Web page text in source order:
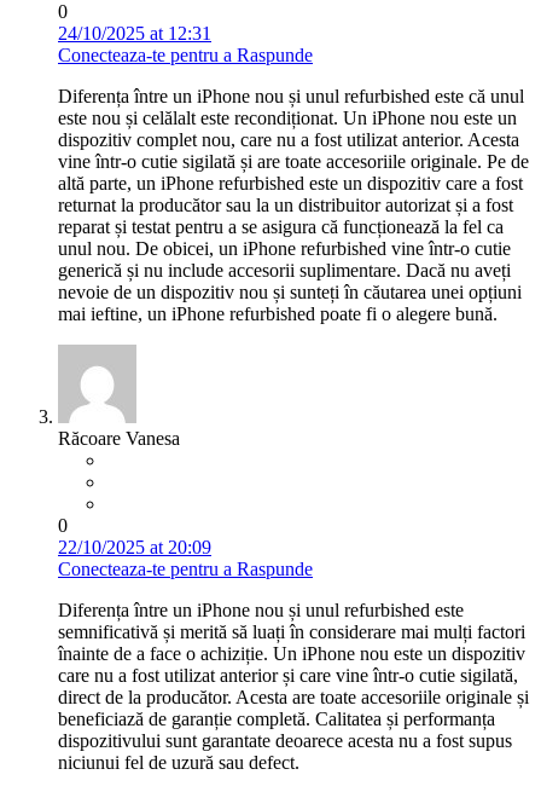
0
24/10/2025 at 12:31
Conecteaza-te pentru a Raspunde
Diferența între un iPhone nou și unul refurbished este că unul
este nou și celălalt este recondiționat. Un iPhone nou este un
dispozitiv complet nou, care nu a fost utilizat anterior. Acesta
vine într-o cutie sigilată și are toate accesoriile originale. Pe de
altă parte, un iPhone refurbished este un dispozitiv care a fost
returnat la producător sau la un distribuitor autorizat și a fost
reparat și testat pentru a se asigura că funcționează la fel ca
unul nou. De obicei, un iPhone refurbished vine într-o cutie
generică și nu include accesorii suplimentare. Dacă nu aveți
nevoie de un dispozitiv nou și sunteți în căutarea unei opțiuni
mai ieftine, un iPhone refurbished poate fi o alegere bună.
Răcoare Vanesa
0
22/10/2025 at 20:09
Conecteaza-te pentru a Raspunde
Diferența între un iPhone nou și unul refurbished este
semnificativă și merită să luați în considerare mai mulți factori
înainte de a face o achiziție. Un iPhone nou este un dispozitiv
care nu a fost utilizat anterior și care vine într-o cutie sigilată,
direct de la producător. Acesta are toate accesoriile originale și
beneficiază de garanție completă. Calitatea și performanța
dispozitivului sunt garantate deoarece acesta nu a fost supus
niciunui fel de uzură sau defect.